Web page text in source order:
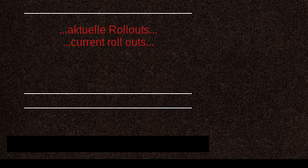
...aktuelle Rollouts...
...current roll outs...